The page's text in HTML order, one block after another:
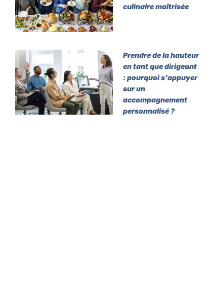
culinaire maîtrisée
Prendre de la hauteur
en tant que dirigeant
: pourquoi s’appuyer
sur un
accompagnement
personnalisé ?